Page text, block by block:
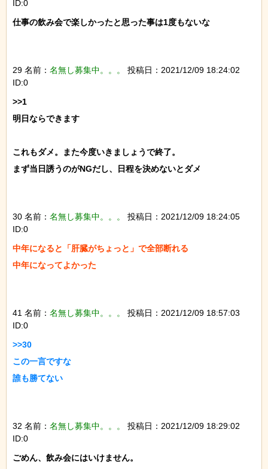
ID:0
仕事の飲み会で楽しかったと思った事は1度もないな
29 名前： 名無し募集中。。。
投稿日：2021/12/09 18:24:02
ID:0
>>1
明日ならできます
これもダメ。また今度いきましょうで終了。
まず当日誘うのがNGだし、日程を決めないとダメ
30 名前： 名無し募集中。。。
投稿日：2021/12/09 18:24:05
ID:0
中年になると「肝臓がちょっと」で全部断れる
中年になってよかった
41 名前： 名無し募集中。。。
投稿日：2021/12/09 18:57:03
ID:0
>>30
この一言ですな
誰も勝てない
32 名前： 名無し募集中。。。
投稿日：2021/12/09 18:29:02
ID:0
ごめん、飲み会にはいけません。